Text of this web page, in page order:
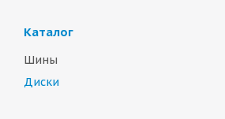
Каталог
Шины
Диски